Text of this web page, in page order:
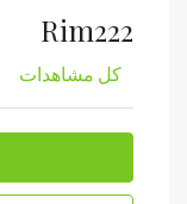
Rim222
كل مشاهدات